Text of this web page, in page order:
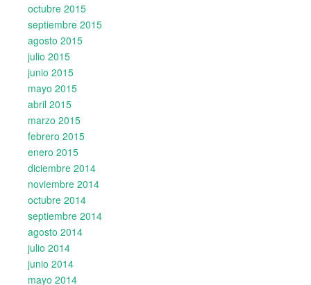
octubre 2015
septiembre 2015
agosto 2015
julio 2015
junio 2015
mayo 2015
abril 2015
marzo 2015
febrero 2015
enero 2015
diciembre 2014
noviembre 2014
octubre 2014
septiembre 2014
agosto 2014
julio 2014
junio 2014
mayo 2014